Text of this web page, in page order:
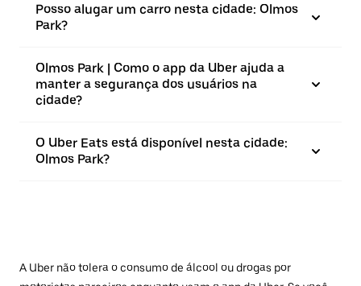
Posso alugar um carro nesta cidade: Olmos
Park?
Olmos Park | Como o app da Uber ajuda a
manter a segurança dos usuários na
cidade?
O Uber Eats está disponível nesta cidade:
Olmos Park?
A Uber não tolera o consumo de álcool ou drogas por